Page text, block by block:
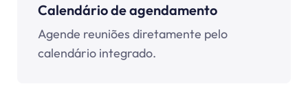
Calendário de agendamento
Agende reuniões diretamente pelo
calendário integrado.